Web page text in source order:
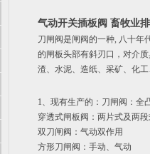
气动开关插板阀 畜牧业
刀闸阀是闸阀的一种, 八十年
的闸板头部有斜刃口，对介
渣、水泥、造纸、采矿、化
1、现有生产的：刀闸阀：全
穿透式闸板阀：两片式及两
双刀闸阀：气动双作用
方形刀闸阀：手动、气动